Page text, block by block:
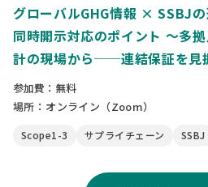
グローバルGHG情報 × SSBJ
同時開示対応のポイント 〜多
計の現場から──連結保証を見
参加費：無料
場所：オンライン（Zoom）
Scope1-3 サプライチェーン SSBJ